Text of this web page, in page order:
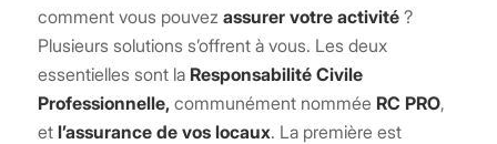
comment vous pouvez assurer votre activité?
Plusieurs solutions s’offrent à vous. Les deux
essentielles sont la Responsabilité Civile
Professionnelle,communément nommée RC PRO,
et l’assurance de vos locaux. La première est